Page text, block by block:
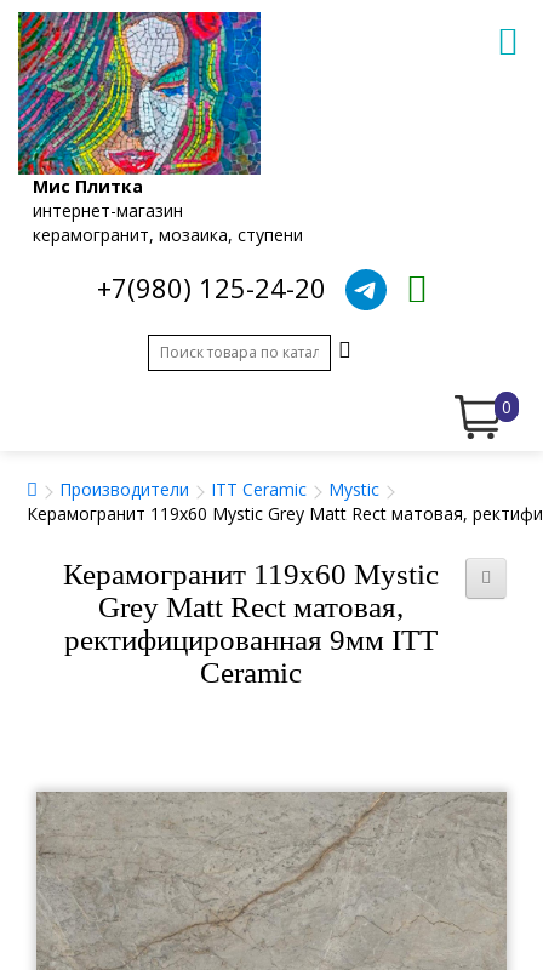
Мис Плитка
интернет-магазин
керамогранит, мозаика, ступени
+7(980) 125-24-20
0
Производители ITT Ceramic
Mystic
Керамогранит 119x60 Mystic Grey Matt Rect матовая,
Керамогранит 119x60 Mystic
Grey Matt Rect матовая,
ректифицированная 9мм ITT
Ceramic